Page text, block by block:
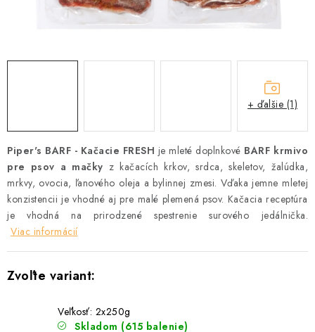
Vernostný program a zľavy
Obchodné podmienky
Piper's BARF - Kačacie FRESH je mleté doplnkové BARF krmivo
pre psov a mačky z kačacích krkov, srdca, skeletov, žalúdka,
mrkvy, ovocia, ľanového oleja a bylinnej zmesi. Vďaka jemne mletej
konzistencii je vhodné aj pre malé plemená psov. Kačacia receptúra
je vhodná na prirodzené spestrenie surového jedálnička.
Viac informácií
Veľkosť: 2x250g
Skladom (615 balenie)
+ ďalšie (1)